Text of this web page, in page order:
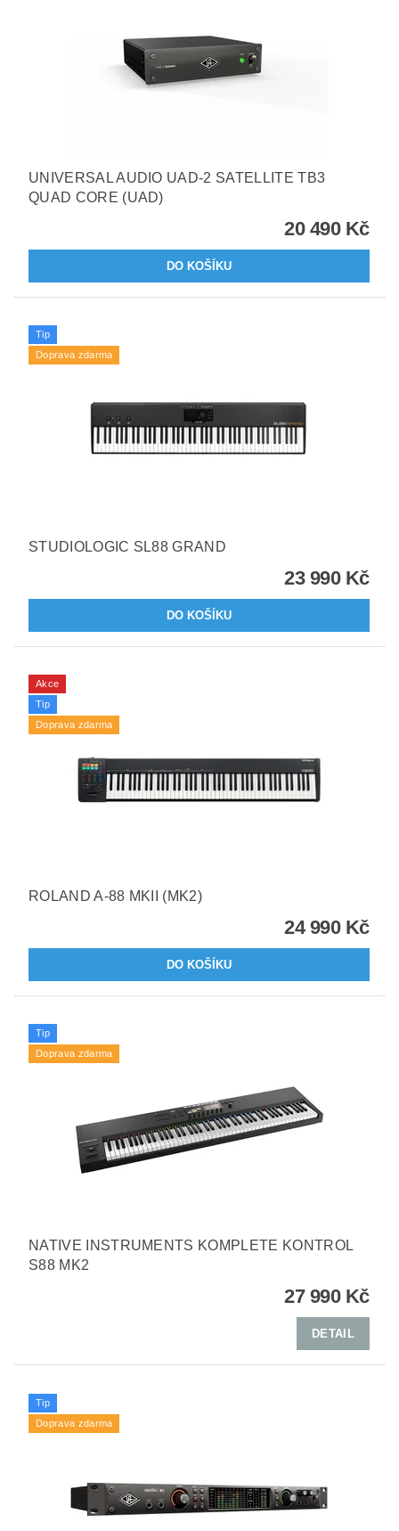
UNIVERSAL AUDIO UAD-2 SATELLITE TB3
QUAD CORE (UAD)
20 490 Kč
Tip
Doprava zdarma
STUDIOLOGIC SL88 GRAND
23 990 Kč
Akce
Tip
Doprava zdarma
ROLAND A-88 MKII (MK2)
24 990 Kč
Tip
Doprava zdarma
NATIVE INSTRUMENTS KOMPLETE KONTROL
S88 MK2
27 990 Kč
DETAIL
Tip
Doprava zdarma